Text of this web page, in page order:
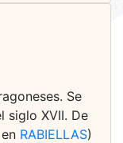
Se
siglo XVII. De
RABIELLAS)